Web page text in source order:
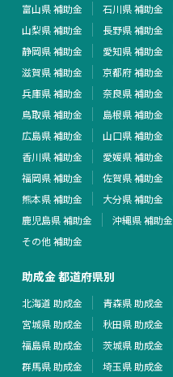
富山県 補助金
石川県 補助金
山梨県 補助金
長野県 補助金
静岡県 補助金
愛知県 補助金
滋賀県 補助金
京都府 補助金
兵庫県 補助金
奈良県 補助金
鳥取県 補助金
島根県 補助金
広島県 補助金
山口県 補助金
香川県 補助金
愛媛県 補助金
福岡県 補助金
佐賀県 補助金
熊本県 補助金
大分県 補助金
鹿児島県 補助金
沖縄県 補助金
その他 補助金
助成金 都道府県別
北海道 助成金 青森県 助成金
宮城県 助成金
秋田県 助成金
福島県 助成金
茨城県 助成金
群馬県 助成金
埼玉県 助成金